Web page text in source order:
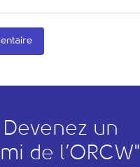
Devenez un
mi de l’ORCW"